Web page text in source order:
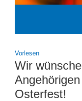
Vor­le­sen
Wir
Osterfest!